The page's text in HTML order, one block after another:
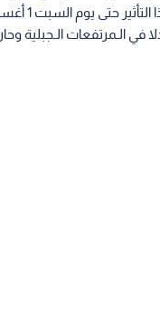
الـمناطق،
في الـمرتفعات الـجبلية